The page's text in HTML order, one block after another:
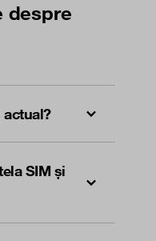
despre
SIM și